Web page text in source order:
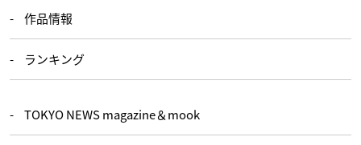
作品情報
ランキング
TOKYO NEWS magazine＆mook